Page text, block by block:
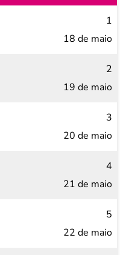
1
18 de maio
2
19 de maio
3
20 de maio
4
21 de maio
5
22 de maio